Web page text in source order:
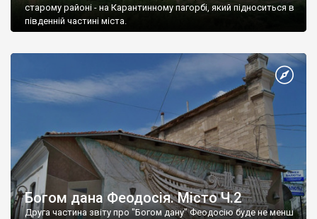
старому районі - на Карантинному пагорбі, який підноситься в
південній частині міста.
Богом дана Феодосія. Місто Ч.2
Друга частина звіту про "Богом дану" Феодосію буде не менш